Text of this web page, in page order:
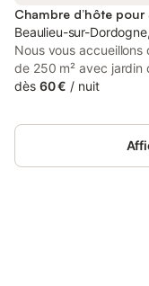
Beaulieu-sur-
Nous vous accueillons
de 250 m² avec jardin
arboré, à 3 km du
sont à votre
en 2019, elles allient
dès 60 € / nuit